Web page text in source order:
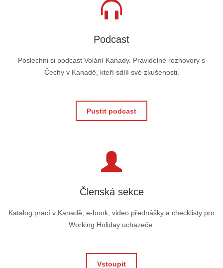
Podcast
Poslechni si podcast Volání Kanady. Pravidelné rozhovory s
Čechy v Kanadě, kteří sdílí své zkušenosti.
Pustit podcast
Členská sekce
Katalog prací v Kanadě, e-book, video přednášky a checklisty pro
Working Holiday uchazeče.
Vstoupit